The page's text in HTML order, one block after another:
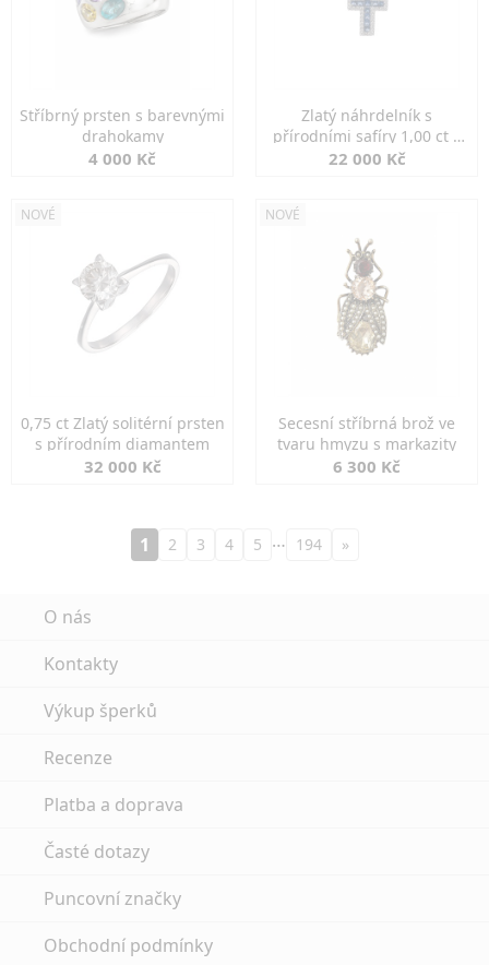
Stříbrný prsten s barevnými
drahokamy
4 000 Kč
Zlatý náhrdelník s
přírodními safíry 1,00 ct a
diamanty
22 000 Kč
NOVÉ
0,75 ct Zlatý solitérní prsten
s přírodním diamantem
32 000 Kč
NOVÉ
Secesní stříbrná brož ve
tvaru hmyzu s markazity
6 300 Kč
1 2 3 4 5 … 194 »
O nás
Kontakty
Výkup šperků
Recenze
Platba a doprava
Časté dotazy
Puncovní značky
Obchodní podmínky